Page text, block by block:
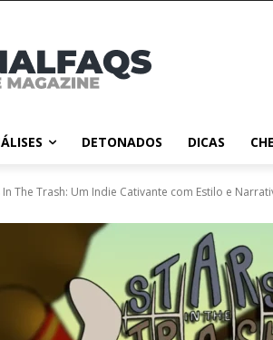
DETONADOS DICAS
In The Trash: Um Indie Cativante com Estilo e